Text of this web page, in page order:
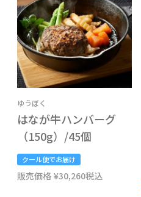
ゆうぼく
はなが牛ハンバーグ
（150g）/45個
クール便でお届け
販売価格 ¥30,260税込